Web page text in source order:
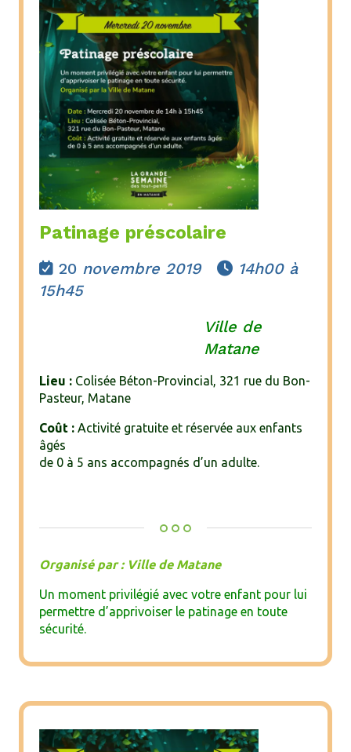
Patinage préscolaire
20novembre 2019 14h00 à
15h45
Ville de
Matane
Lieu :Colisée Béton-Provincial, 321 rue du Bon-
Pasteur, Matane
Coût : Activité gratuite et réservée aux enfants
âgés
de 0 à 5 ans accompagnés d’un adulte.
Organisé par : Ville de Matane
Un moment privilégié avec votre enfant pour lui
permettre d’apprivoiser le patinage en toute
sécurité.